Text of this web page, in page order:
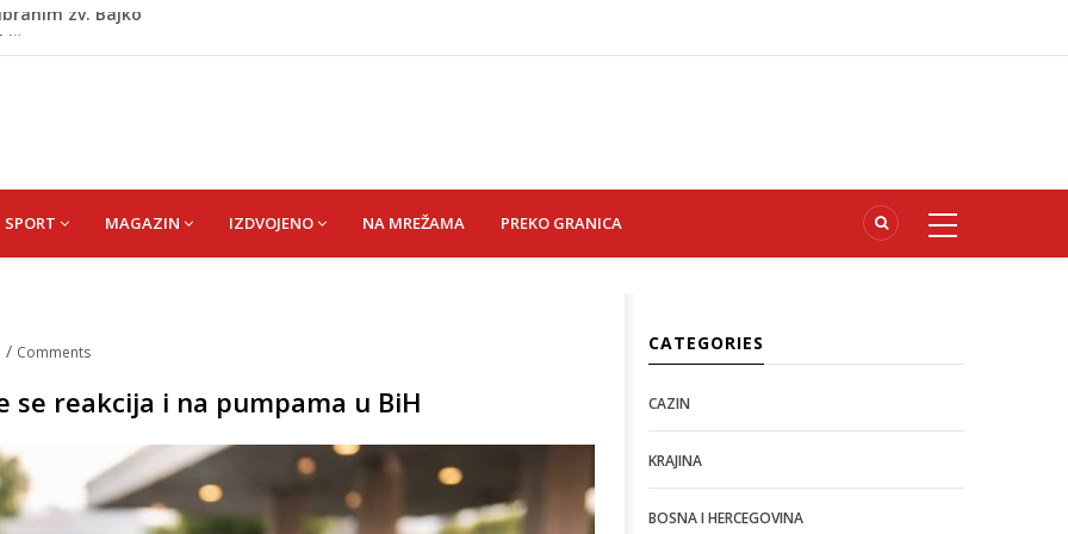
i očuvanje radnih mjesta
zv. Bajko
SPORT MAGAZIN IZDVOJENO NA MREŽAMA PREKO GRANICA
/ Comments
se reakcija i na pumpama u BiH
CATEGORIES
CAZIN
KRAJINA
BOSNA I HERCEGOVINA